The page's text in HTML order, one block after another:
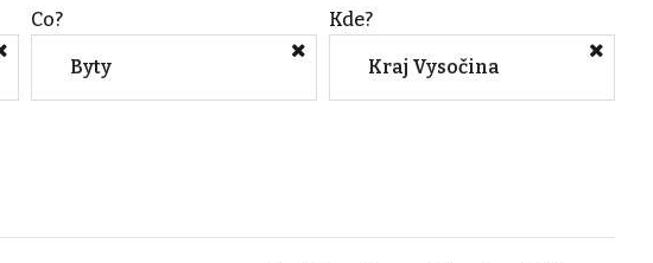
Co?
Byty
Kde?
Kraj Vysočina